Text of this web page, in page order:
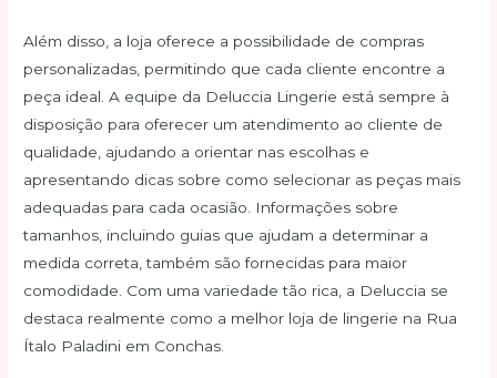
Além disso, a loja oferece a possibilidade de compras
personalizadas, permitindo que cada cliente encontre a
peça ideal. A equipe da Deluccia Lingerie está sempre à
disposição para oferecer um atendimento ao cliente de
qualidade, ajudando a orientar nas escolhas e
apresentando dicas sobre como selecionar as peças mais
adequadas para cada ocasião. Informações sobre
tamanhos, incluindo guias que ajudam a determinar a
medida correta, também são fornecidas para maior
comodidade. Com uma variedade tão rica, a Deluccia se
destaca realmente como a melhor loja de lingerie na Rua
Ítalo Paladini em Conchas.